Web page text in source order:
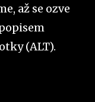
až se ozve
(ALT).